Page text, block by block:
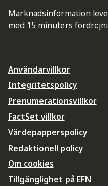
Marknadsinformation
med 15 minuters
Användarvillkor
Integritetspolicy
Prenumerationsvillkor
FactSet villkor
Värdepapperspolicy
Redaktionell policy
Om cookies
Tillgänglighet på EFN